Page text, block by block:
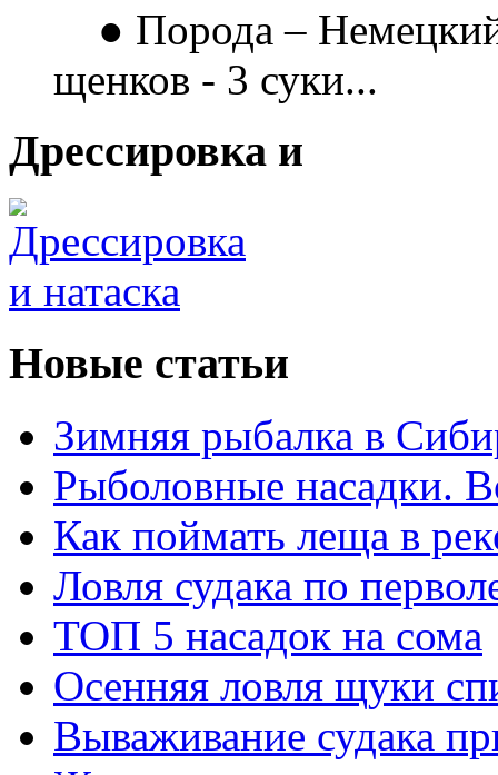
● Порода –
щенков - 3 суки...
Дрессировка и
Новые статьи
Зимняя рыбалка в
Рыболовные насадки.
Как поймать леща в
Ловля судака по
ТОП 5 насадок на сома
Осенняя ловля щуки
Вываживание судака